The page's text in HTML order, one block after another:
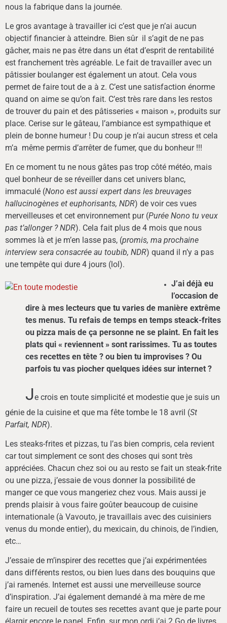
nous la fabrique dans la journée.
Le gros avantage à travailler ici c’est que je n’ai aucun
objectif financier à atteindre. Bien sûr il s’agit de ne pas
gâcher, mais ne pas être dans un état d’esprit de rentabilité
est franchement très agréable. Le fait de travailler avec un
pâtissier boulanger est également un atout. Cela vous
permet de faire tout de a à z. C’est une satisfaction énorme
quand on aime se qu’on fait. C’est très rare dans les restos
de trouver du pain et des pâtisseries « maison », produits sur
place. Cerise sur le gâteau, l’ambiance est sympathique et
plein de bonne humeur ! Du coup je n’ai aucun stress et cela
m’a même permis d’arrêter de fumer, que du bonheur !!!
En ce moment tu ne nous gâtes pas trop côté météo, mais
quel bonheur de se réveiller dans cet univers blanc,
immaculé (Nono est aussi expert dans les breuvages
hallucinogènes et euphorisants, NDR) de voir ces vues
merveilleuses et cet environnement pur (Purée Nono tu veux
pas t’allonger ? NDR). Cela fait plus de 4 mois que nous
sommes là et je m’en lasse pas, (promis, ma prochaine
interview sera consacrée au toubib, NDR) quand il n’y a pas
une tempête qui dure 4 jours (lol).
J’ai déjà eu
l’occasion de
dire à mes lecteurs que tu varies de manière extrême
tes menus. Tu refais de temps en temps steack-frites
ou pizza mais de ça personne ne se plaint. En fait les
plats qui « reviennent » sont rarissimes. Tu as toutes
ces recettes en tête ? ou bien tu improvises ? Ou
parfois tu vas piocher quelques idées sur internet ?
Je crois en toute simplicité et modestie que je suis un
génie de la cuisine et que ma fête tombe le 18 avril (St
Parfait, NDR).
Les steaks-frites et pizzas, tu l’as bien compris, cela revient
car tout simplement ce sont des choses qui sont très
appréciées. Chacun chez soi ou au resto se fait un steak-frite
ou une pizza, j’essaie de vous donner la possibilité de
manger ce que vous mangeriez chez vous. Mais aussi je
prends plaisir à vous faire goûter beaucoup de cuisine
internationale (à Vavouto, je travaillais avec des cuisiniers
venus du monde entier), du mexicain, du chinois, de l’indien,
etc…
J’essaie de m’inspirer des recettes que j’ai expérimentées
dans différents restos, ou bien lues dans des bouquins que
j’ai ramenés. Internet est aussi une merveilleuse source
d’inspiration. J’ai également demandé à ma mère de me
faire un recueil de toutes ses recettes avant que je parte pour